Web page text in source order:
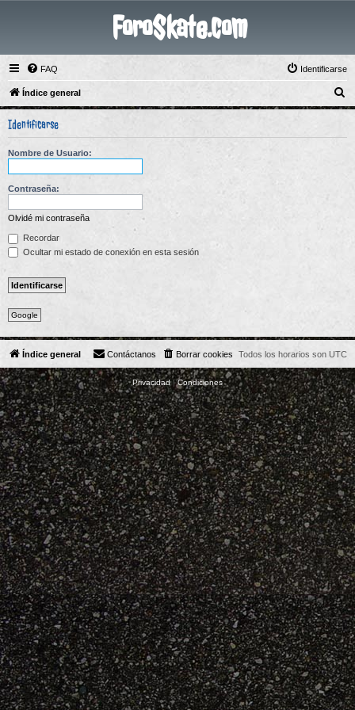
ForoSkate.com
FAQ Identificarse
Índice general
u
Identificarse
Nombre de Usuario:
Contraseña:
Olvidé mi contraseña
Recordar
Ocultar mi estado de conexión en esta sesión
Google
Índice general Todos los horarios son UTC
Borrar cookies
Contáctanos
Privacidad|Condiciones